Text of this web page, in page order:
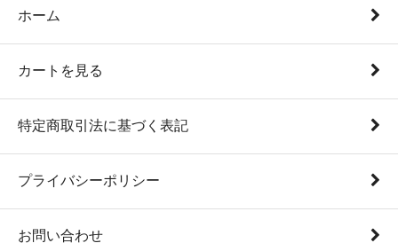
ホーム
カートを見る
特定商取引法に基づく表記
プライバシーポリシー
お問い合わせ